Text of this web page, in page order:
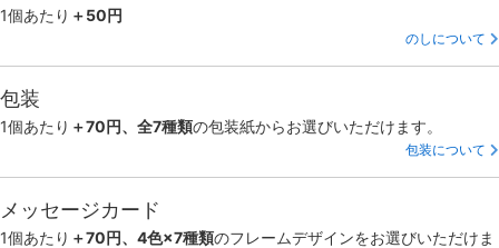
1個あたり ＋50円
のしについて
包装
1個あたり ＋70円、全7種類の包装紙からお選びいただけます。
包装について
メッセージカード
1個あたり ＋70円、4色×7種類のフレームデザインをお選びいただけま